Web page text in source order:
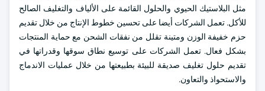
مثل البلاستيك الحيوي والحلول القائمة على الألياف والتغليف الصالح
للأكل. تعمل الشركات أيضا على تحسين خطوط الإنتاج من خلال تقديم
حزم خفيفة الوزن ومتينة تقلل من نفقات الشحن مع حماية المنتجات
بشكل فعال. تعمل الشركات على توسيع نطاق سوقها وقدراتها في
تقديم حلول تغليف صديقة للبيئة بطبيعتها من خلال عمليات الاندماج
والاستحواذ والتعاون.